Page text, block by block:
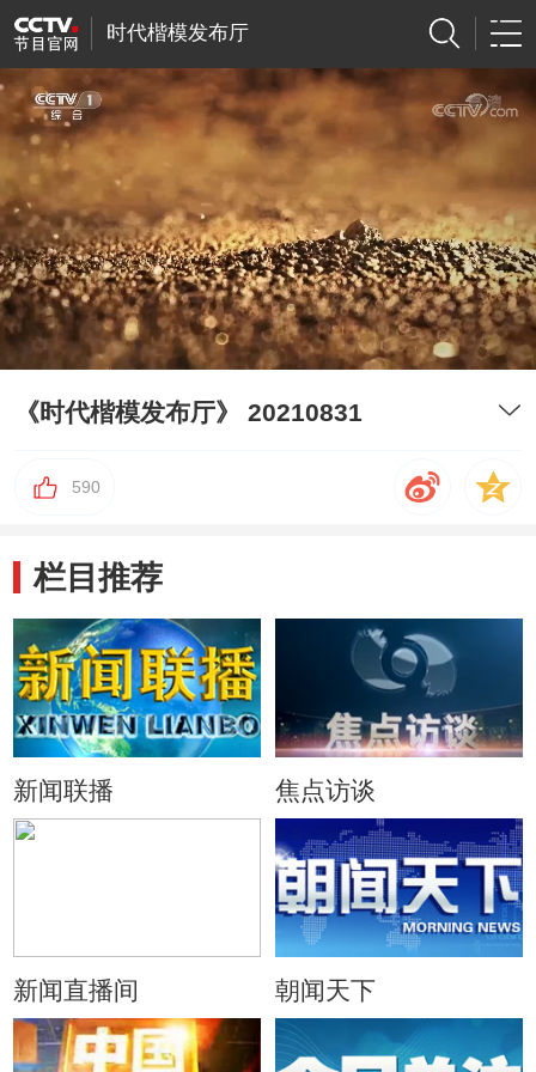
时代楷模发布厅
《时代楷模发布厅》 20210831
590
栏目推荐
新闻联播 焦点访谈
新闻直播间 朝闻天下